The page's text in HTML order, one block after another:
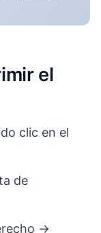
el
clic en el
de
→